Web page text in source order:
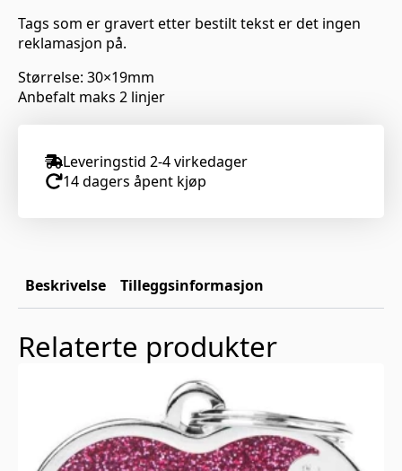
Tags som er gravert etter bestilt tekst er det ingen
reklamasjon på.
Størrelse: 30×19mm
Anbefalt maks 2 linjer
Leveringstid 2-4 virkedager
14 dagers åpent kjøp
Beskrivelse Tilleggsinformasjon
Relaterte produkter